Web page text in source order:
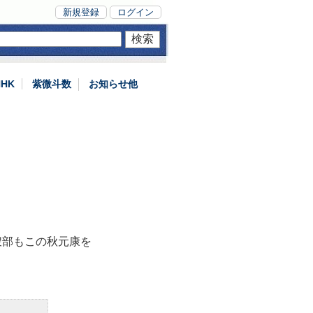
新規登録 ログイン
紫微斗数 お知らせ他
もこの秋元康を